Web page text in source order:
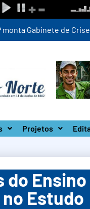
monta Gabinete de
Projetos
Estudo